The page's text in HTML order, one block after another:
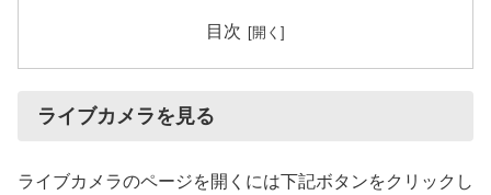
目次
ライブカメラを見る
ライブカメラのページを開くには下記ボタンをクリックし